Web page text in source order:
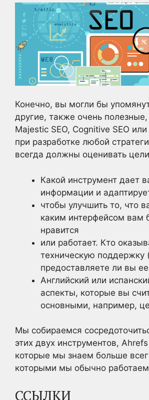
Конечно, вы могли бы
другие, также очень полезные,
Majestic SEO, Cognitive SEO
при разработке любой
всегда должны оценивать
Какой инструмент дает
информации и
чтобы улучшить то, что
каким интерфейсом вам
нравится
или работает. Кто
техническую поддержку
предоставляете ли вы
Английский или
аспекты, которые вы
основными, например,
Мы собираемся
этих двух инструментов,
которые мы знаем больше
которыми мы обычно
ССЫЛКИ